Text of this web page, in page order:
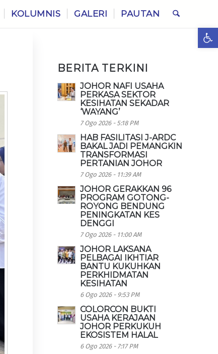
KOLUMNIS GALERI PAUTAN
BERITA TERKINI
JOHOR NAFI USAHA
PERKASA SEKTOR
KESIHATAN SEKADAR
‘WAYANG’
7 Ogo 2026 - 5:18 PM
HAB FASILITASI J-ARDC
BAKAL JADI PEMANGKIN
TRANSFORMASI
PERTANIAN JOHOR
7 Ogo 2026 - 11:39 AM
JOHOR GERAKKAN 96
PROGRAM GOTONG-
ROYONG BENDUNG
PENINGKATAN KES
DENGGI
7 Ogo 2026 - 11:00 AM
JOHOR LAKSANA
PELBAGAI IKHTIAR
BANTU KUKUHKAN
PERKHIDMATAN
KESIHATAN
6 Ogo 2026 - 9:53 PM
COLORCON BUKTI
USAHA KERAJAAN
JOHOR PERKUKUH
EKOSISTEM HALAL
6 Ogo 2026 - 7:17 PM